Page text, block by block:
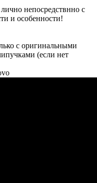
непосредствнно с
и особенности!
с оригинальными
(если нет